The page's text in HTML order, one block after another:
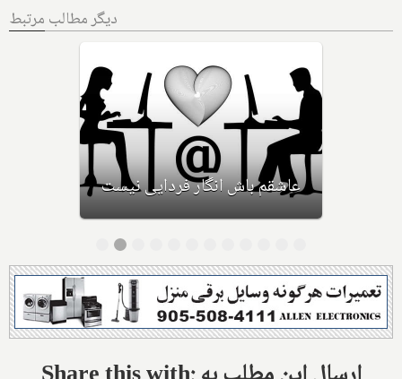
دیگر مطالب مرتبط
یک تلاش نافرجام